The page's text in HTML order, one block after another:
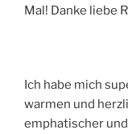
Mal! Danke liebe
Ich habe mich
warmen und
emphatischer